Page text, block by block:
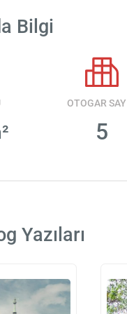
Bilgi
OTOGAR
5
Yazıları